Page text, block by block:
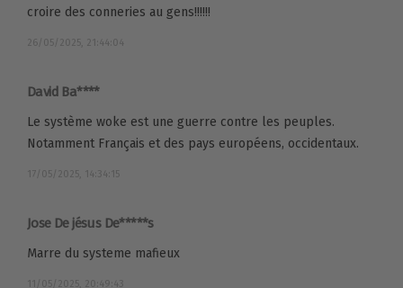
croire des conneries au gens!!!!!!
26/05/2025, 21:44:04
David Ba****
Le système woke est une guerre contre les peuples.
Notamment Français et des pays européens, occidentaux.
17/05/2025, 14:34:15
Jose De jésus De*****s
Marre du systeme mafieux
11/05/2025, 20:49:43